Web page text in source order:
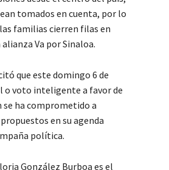
tomados en cuenta, por lo
familias cierren filas en
Va por Sinaloa.
que este domingo 6 de
o voto inteligente a favor de
se ha comprometido a
en su agenda
política.
González Burboa es el